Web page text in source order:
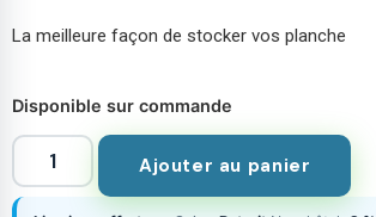
La meilleure façon de stocker vos planche
Disponible sur commande
Ajouter au panier